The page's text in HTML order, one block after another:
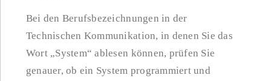
Bei den Berufsbezeichnungen in der
Technischen Kommunikation, in denen Sie das
Wort „System“ ablesen können, prüfen Sie
genauer, ob ein System programmiert und